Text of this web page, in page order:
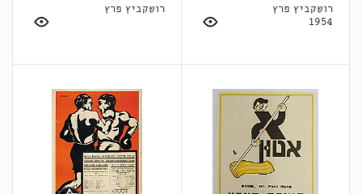
רושקביץ פרץ
1954
רושקביץ פרץ